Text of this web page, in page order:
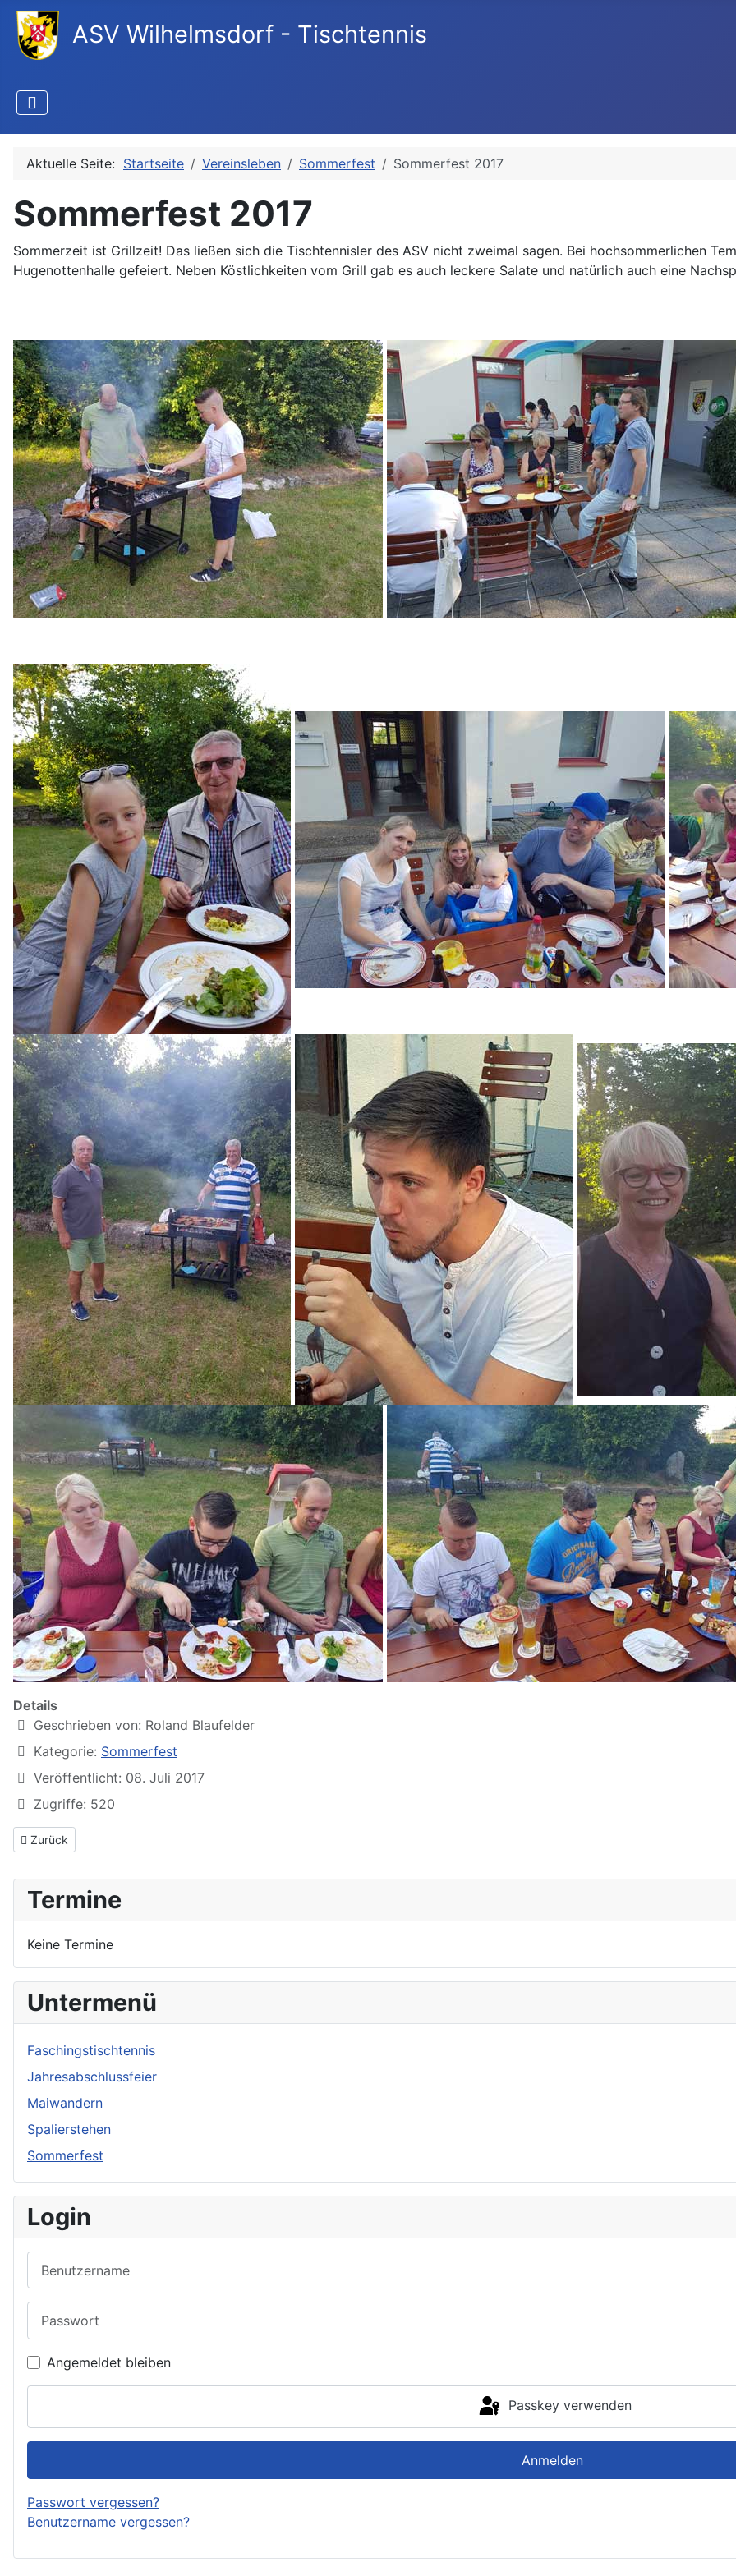
ASV Wilhelmsdorf - Tischtennis
Aktuelle Seite: Startseite Vereinsleben Sommerfest Sommerfest 2017
Sommerfest 2017
Sommerzeit ist Grillzeit! Das ließen sich die Tischtennisler des ASV nicht zweimal sagen. Bei hochsommerlichen
Hugenottenhalle gefeiert. Neben Köstlichkeiten vom Grill gab es auch leckere Salate und natürlich auch eine
Details
Geschrieben von: Roland Blaufelder
Kategorie: Sommerfest
Veröffentlicht: 08. Juli 2017
Zugriffe: 520
Vorheriger Beitrag: Sommerfest 2016
Zurück
Termine
Keine Termine
Untermenü
Faschingstischtennis
Jahresabschlussfeier
Maiwandern
Spalierstehen
Sommerfest
Login
Angemeldet bleiben
Passkey verwenden
Anmelden
Passwort vergessen?
Benutzername vergessen?